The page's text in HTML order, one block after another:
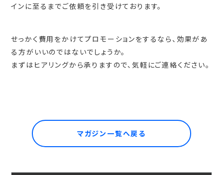
インに至るまでご依頼を引き受けております。
せっかく費用をかけてプロモーションをするなら、効果があ
る方がいいのではないでしょうか。
まずはヒアリングから承りますので、気軽にご連絡ください。
マガジン一覧へ戻る